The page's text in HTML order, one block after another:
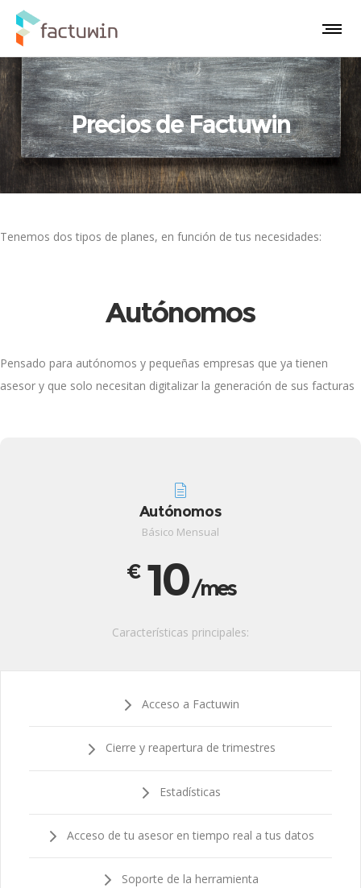
Precios de Factuwin
Tenemos dos tipos de planes, en función de tus necesidades:
Autónomos
Pensado para autónomos y pequeñas empresas que ya tienen
asesor y que solo necesitan digitalizar la generación de sus facturas
Autónomos
Básico Mensual
€ 10/mes
Características principales:
Acceso a Factuwin
Cierre y reapertura de trimestres
Estadísticas
Acceso de tu asesor en tiempo real a tus datos
Soporte de la herramienta